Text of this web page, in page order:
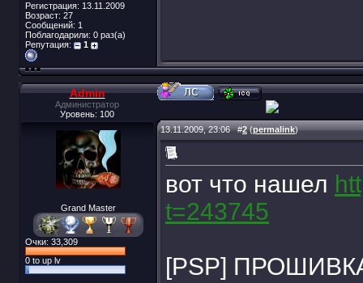
Регистрация: 13.11.2009
Возраст: 27
Сообщений: 1
Поблагодарили: 0 раз(а)
Репутация:
1
Admin
Администратор
Уровень: 100
Grand Master
Очки: 33,309
0 to up lv
13.11.2009, 23:06#2(permalink)
вот что нашел
t=243745
[PSP]